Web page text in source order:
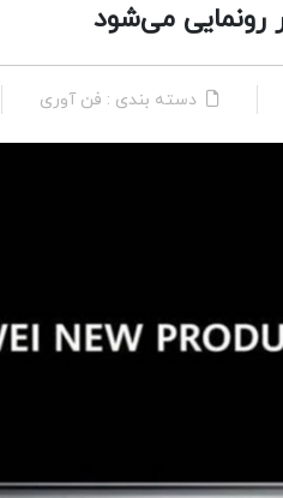
رونمایی می‌شود
دسته بندی : فن آوری